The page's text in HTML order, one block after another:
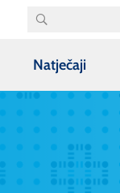
Natječaji